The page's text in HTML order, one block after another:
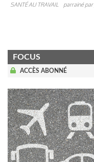
SANTÉ AU TRAVAIL parrainé par
FOCUS
ACCÈS ABONNÉ